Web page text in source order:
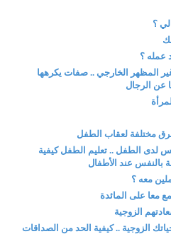
؟
عمله ؟
غير المظهر الخارجي .. صفات يكرهها
عن الرجال
مختلفة لعقاب الطفل
لدى الطفل .. تعليم الطفل كيفية
بالنفس عند الأطفال
معه ؟
معا على المائدة
الزوجية
الزوجية .. كيفية الحد من الصداقات